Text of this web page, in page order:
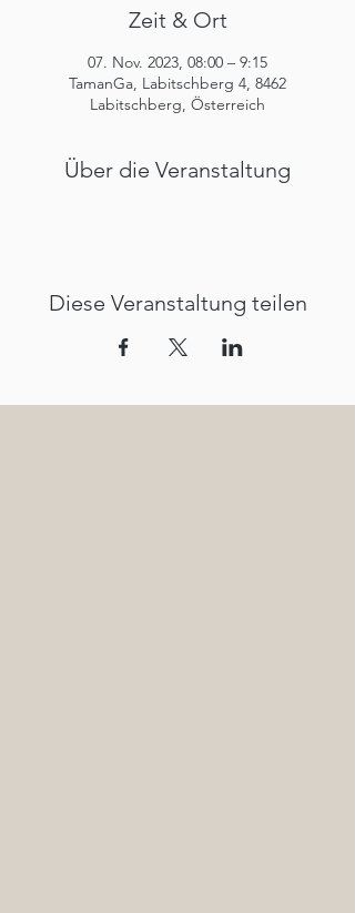
Zeit & Ort
07. Nov. 2023, 08:00 – 9:15
TamanGa, Labitschberg 4, 8462
Labitschberg, Österreich
Über die Veranstaltung
Diese Veranstaltung teilen